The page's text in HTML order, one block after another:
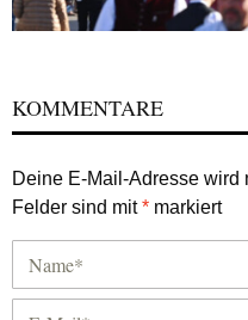
KOMMENTARE
Deine E-Mail-Adresse wird
Felder sind mit* markiert